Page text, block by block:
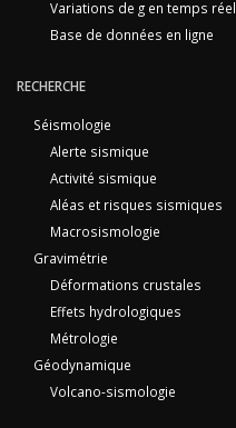
Variations de g en temps réel
Base de données en ligne
RECHERCHE
Séismologie
Alerte sismique
Activité sismique
Aléas et risques sismiques
Macrosismologie
Gravimétrie
Déformations crustales
Effets hydrologiques
Métrologie
Géodynamique
Volcano-sismologie